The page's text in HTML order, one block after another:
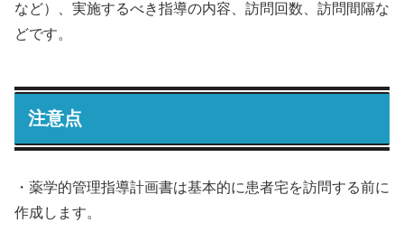
など）、実施するべき指導の内容、訪問回数、訪問間隔な
どです。
注意点
・薬学的管理指導計画書は基本的に患者宅を訪問する前に
作成します。